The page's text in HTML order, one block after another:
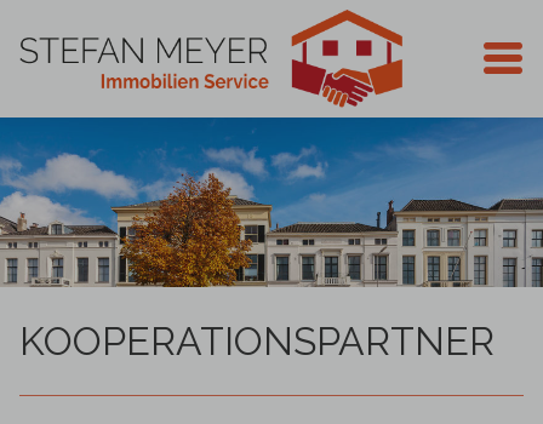
KOOPERATIONSPARTNER